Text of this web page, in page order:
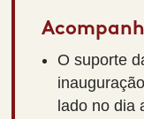
O suporte
lado no dia